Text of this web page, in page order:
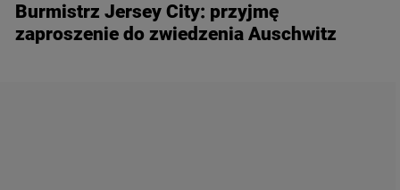
Burmistrz Jersey City: przyjmę
zaproszenie do zwiedzenia Auschwitz